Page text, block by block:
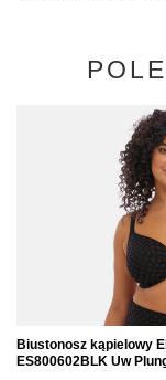
Biustonosz kąpielowy
ES800602BLK Uw